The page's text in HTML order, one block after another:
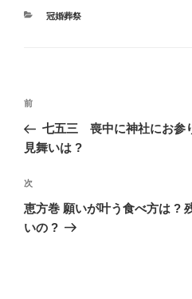
カ
冠婚葬祭
投
ナ
ゲ
ー
シ
過
去
の
稿
前
七五三 喪中に神社にお参
見舞いは ?
次
の
投
次
恵方巻 願いが叶う食べ方は ?
いの ?